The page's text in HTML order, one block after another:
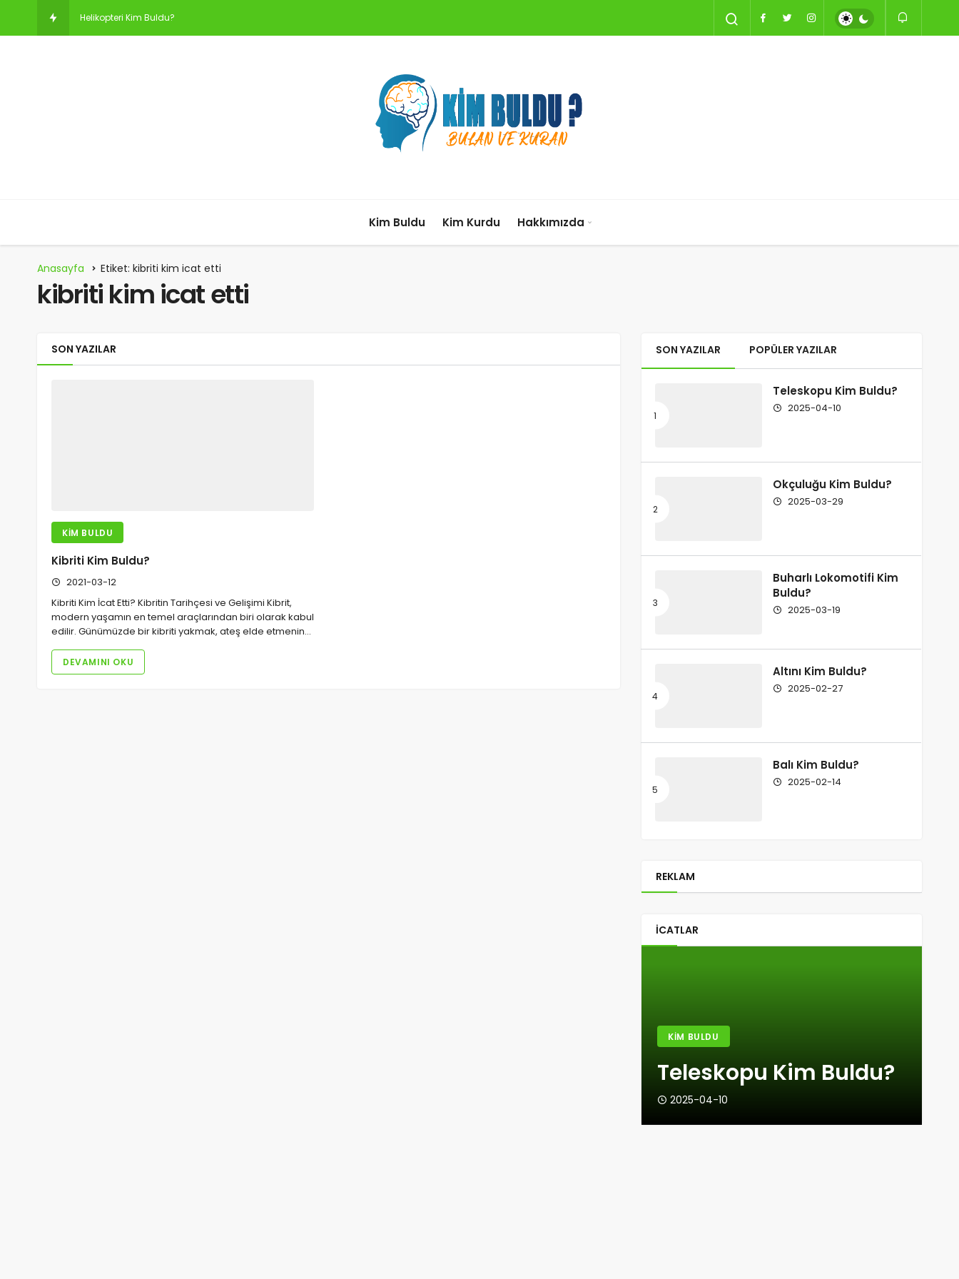
Helikopteri Kim Buldu?
Elektriği Kim Buldu?
Kim Buldu Kim Kurdu Hakkımızda
Anasayfa Etiket: kibriti kim icat etti
kibriti kim icat etti
SON YAZILAR
KIM BULDU
Kibriti Kim Buldu?
2021-03-12
Kibriti Kim İcat Etti? Kibritin Tarihçesi ve Gelişimi Kibrit,
modern yaşamın en temel araçlarından biri olarak kabul
edilir. Günümüzde bir kibriti yakmak, ateş elde etmenin…
DEVAMINI OKU
SON YAZILAR POPÜLER YAZILAR
Teleskopu Kim Buldu?
2025-04-10
Okçuluğu Kim Buldu?
2025-03-29
Buharlı Lokomotifi Kim
Buldu?
2025-03-19
Altını Kim Buldu?
2025-02-27
Balı Kim Buldu?
2025-02-14
REKLAM
İCATLAR
KIM BULDU
Teleskopu Kim Buldu?
2025-04-10